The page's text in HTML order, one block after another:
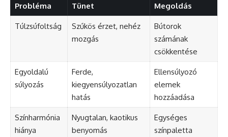
Probléma Tünet Megoldás
Túlzsúfoltság
Szűkös érzet, nehéz
mozgás
Bútorok
számának
csökkentése
Egyoldalú
súlyozás
Ferde,
kiegyensúlyozatlan
hatás
Ellensúlyozó
elemek
hozzáadása
Színharmónia
hiánya
Nyugtalan, kaotikus
benyomás
Egységes
színpaletta